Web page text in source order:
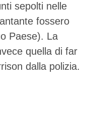
sepolti nelle
fossero
Paese). La
quella di far
dalla polizia.